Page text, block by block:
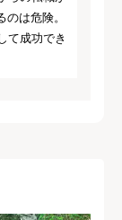
は危険。
て成功でき